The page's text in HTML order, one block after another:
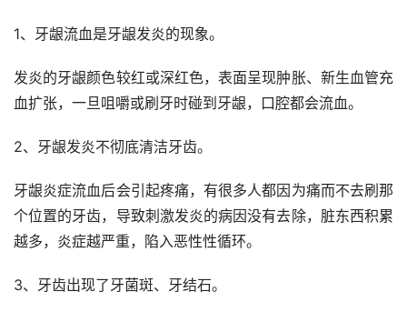
1、牙龈流血是牙龈发炎的现象。
发炎的牙龈颜色较红或深红色，表面呈现肿胀、新生血管充
血扩张，一旦咀嚼或刷牙时碰到牙龈，口腔都会流血。
2、牙龈发炎不彻底清洁牙齿。
牙龈炎症流血后会引起疼痛，有很多人都因为痛而不去刷那
个位置的牙齿，导致刺激发炎的病因没有去除，脏东西积累
越多，炎症越严重，陷入恶性性循环。
3、牙齿出现了牙菌斑、牙结石。